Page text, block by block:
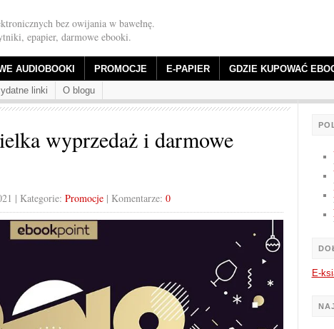
bez owijania w bawełnę.
epapier, darmowe ebooki.
AUDIOBOOKI PROMOCJE E-PAPIER
GDZIE KUPOWAĆ
linki O blogu
wyprzedaż i darmowe
| Kategorie: Promocje| Komentarze: 0
E-